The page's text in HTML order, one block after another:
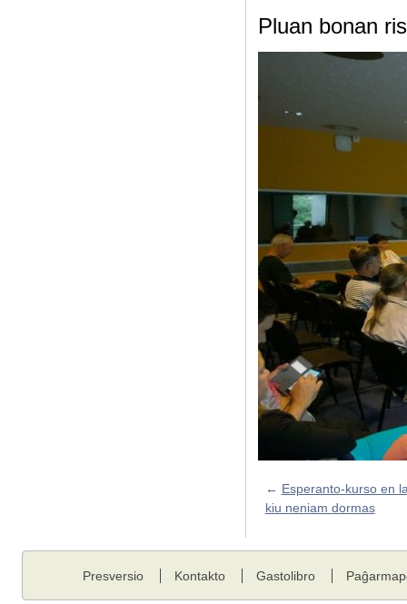
Pluan bonan
← Esperanto-kurso en
kiu neniam dormas
Presversio Kontakto Gastolibro